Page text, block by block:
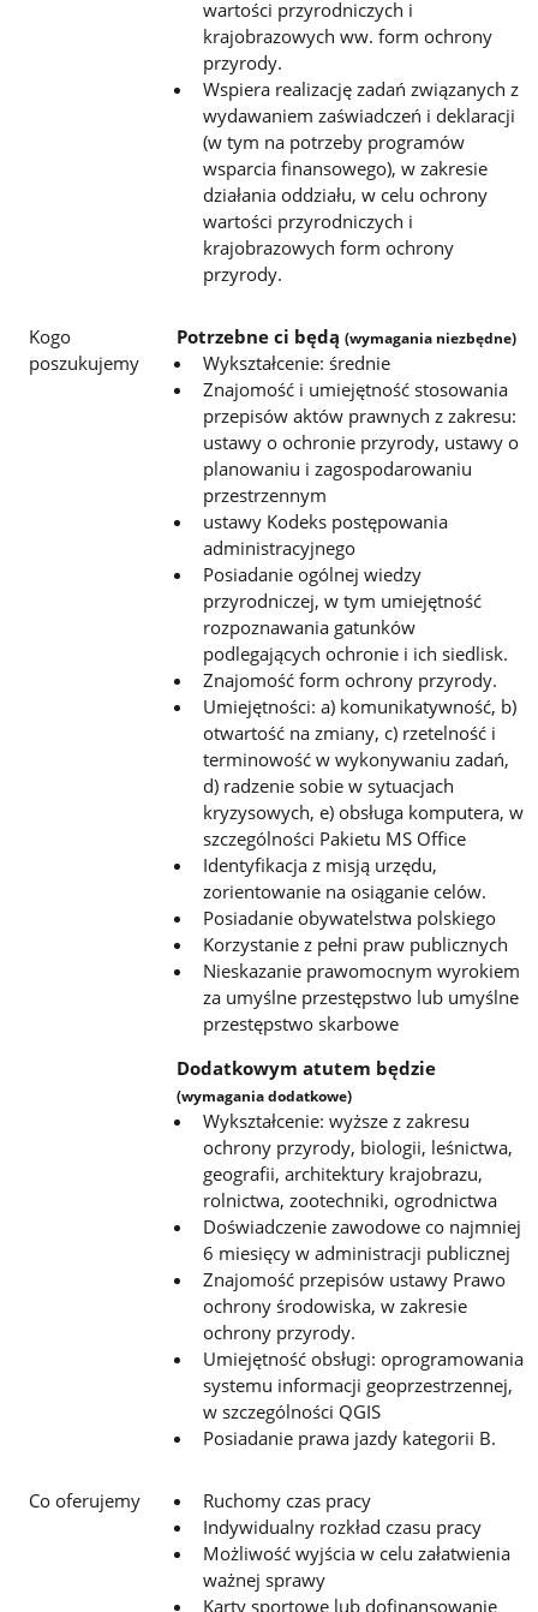
wartości przyrodniczych i
krajobrazowych ww. form ochrony
przyrody.
Wspiera realizację zadań związanych z
wydawaniem zaświadczeń i deklaracji
(w tym na potrzeby programów
wsparcia finansowego), w zakresie
działania oddziału, w celu ochrony
wartości przyrodniczych i
krajobrazowych form ochrony
przyrody.
Kogo
poszukujemy
Potrzebne ci będą(wymagania niezbędne)
Wykształcenie: średnie
Znajomość i umiejętność stosowania
przepisów aktów prawnych z zakresu:
ustawy o ochronie przyrody, ustawy o
planowaniu i zagospodarowaniu
przestrzennym
ustawy Kodeks postępowania
administracyjnego
Posiadanie ogólnej wiedzy
przyrodniczej, w tym umiejętność
rozpoznawania gatunków
podlegających ochronie i ich siedlisk.
Znajomość form ochrony przyrody.
Umiejętności: a) komunikatywność, b)
otwartość na zmiany, c) rzetelność i
terminowość w wykonywaniu zadań,
d) radzenie sobie w sytuacjach
kryzysowych, e) obsługa komputera, w
szczególności Pakietu MS Office
Identyfikacja z misją urzędu,
zorientowanie na osiąganie celów.
Posiadanie obywatelstwa polskiego
Korzystanie z pełni praw publicznych
Nieskazanie prawomocnym wyrokiem
za umyślne przestępstwo lub umyślne
przestępstwo skarbowe
Dodatkowym atutem będzie
(wymagania dodatkowe)
Wykształcenie: wyższe z zakresu
ochrony przyrody, biologii, leśnictwa,
geografii, architektury krajobrazu,
rolnictwa, zootechniki, ogrodnictwa
Doświadczenie zawodowe co najmniej
6 miesięcy w administracji publicznej
Znajomość przepisów ustawy Prawo
ochrony środowiska, w zakresie
ochrony przyrody.
Umiejętność obsługi: oprogramowania
systemu informacji geoprzestrzennej,
w szczególności QGIS
Posiadanie prawa jazdy kategorii B.
Co oferujemy
Ruchomy czas pracy
Indywidualny rozkład czasu pracy
Możliwość wyjścia w celu załatwienia
ważnej sprawy
Karty sportowe lub dofinansowanie